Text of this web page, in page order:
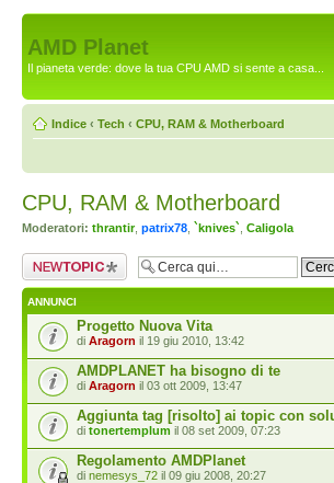
AMD Planet
Il pianeta verde: dove la tua CPU AMD si sente a casa...
Indice ‹ Tech ‹ CPU, RAM & Motherboard
CPU, RAM & Motherboard
Moderatori: thrantir, patrix78 `knives` Caligola
Scrivi un nuovo
argomento
ANNUNCI
Progetto Nuova Vita
di Aragorn il 19 giu 2010, 13:42
AMDPLANET ha bisogno di te
di Aragorn il 03 ott 2009, 13:47
Aggiunta tag [risolto] ai topic con
di tonertemplum il 08 set 2009, 07:23
Regolamento AMDPlanet
di nemesys_72 il 09 giu 2008, 20:27